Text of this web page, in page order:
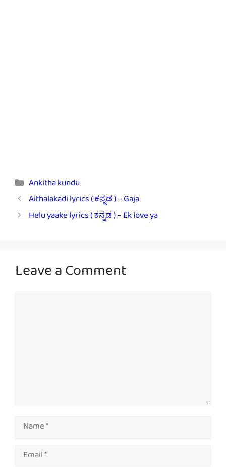
Categories
Ankitha kundu
Aithalakadi lyrics ( ಕನ್ನಡ ) – Gaja
Helu yaake lyrics ( ಕನ್ನಡ ) – Ek love ya
Leave a Comment
Name
Email